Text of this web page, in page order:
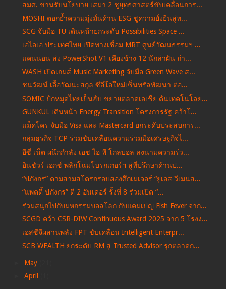
สมศ. ขานรับนโยบาย เสมา 2 ชูยุทธศาสตร์ขับเคลื่อนการ...
MOSHI ตอกย้ำความมุ่งมั่นด้าน ESG ชูความยั่งยืนสู่ท...
SCG จับมือ TU เดินหน้ายกระดับ Possibilities Space ...
เอไอเอ ประเทศไทย เปิดทางเชื่อม MRT ศูนย์วัฒนธรรมฯ ...
แคนนอน ส่ง PowerShot V1 เคียงข้าง 12 นักล่าฝัน ถ่า...
WASH เปิดเกมส์ Music Marketing จับมือ Green Wave ส...
ชนวัฒน์ เอื้อวัฒนะสกุล ซีอีโอใหม่เซ็นทรัลพัฒนา ต่อ...
SOMIC ปักหมุดไทยเป็นฮับ ขยายตลาดเอเชีย ดันเทคโนโลย...
GUNKUL เดินหน้า Energy Transition โครงการรัฐ คว้าโ...
แม็คโคร จับมือ Visa และ Mastercard ยกระดับประสบการ...
กลุ่มธุรกิจ TCP ร่วมขับเคลื่อนความร่วมมือเศรษฐกิจไ...
อีซี่ เน็ต ผนึกกำลัง เอช ไอ พี โกลบอล ลงนามความร่ว...
อินชัวร์ เอกซ์ พลิกโฉมโบรกเกอร์ฯ สู่ที่ปรึกษาด้านป...
“ปภังกร” ตามสามสโตรกรอบสองศึกเมเจอร์ “ยูเอส วีเมนส...
“แพตตี้ ปภังกร” ตี 2 อันเดอร์ รั้งที่ 8 ร่วมเปิด “...
ร่วมสนุกไปกับมหกรรมบอลโลก กับแคมเปญ Fish Fever จาก...
SCGD คว้า CSR-DIW Continuous Award 2025 จาก 5 โรงง...
เอสซีจีผสานพลัง FPT ขับเคลื่อน Intelligent Enterpr...
SCB WEALTH ยกระดับ RM สู่ Trusted Advisor รุกตลาดก...
May
April